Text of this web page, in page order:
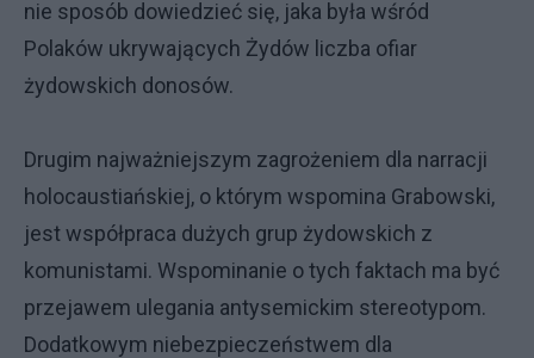
nie sposób dowiedzieć się, jaka była wśród
Polaków ukrywających Żydów liczba ofiar
żydowskich donosów.
Drugim najważniejszym zagrożeniem dla narracji
holocaustiańskiej, o którym wspomina Grabowski,
jest współpraca dużych grup żydowskich z
komunistami. Wspominanie o tych faktach ma być
przejawem ulegania antysemickim stereotypom.
Dodatkowym niebezpieczeństwem dla